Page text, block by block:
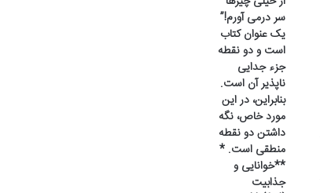
سر درمی آورم!”
یک عنوان کتاب
است و دو نقطه
جزء جدایی
ناپذیر آن است.
بنابراین، در این
مورد خاص، نگه
داشتن دو نقطه
منطقی است. *
**خوانایی و
جذابیت